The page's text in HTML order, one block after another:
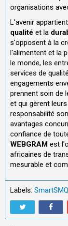
organisations
L'avenir
qualité et la
s'opposent à la
l'alimentent et la
le monde, les
services de
engagements
prennent soin de
et qui gèrent
responsabilité
avantages
confiance de
WEBGRAM est
africaines de
mesurable et
Labels: SmartSMQ